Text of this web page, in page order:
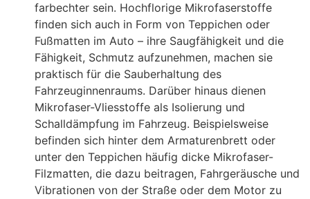
farbechter sein. Hochflorige Mikrofaserstoffe
finden sich auch in Form von Teppichen oder
Fußmatten im Auto – ihre Saugfähigkeit und die
Fähigkeit, Schmutz aufzunehmen, machen sie
praktisch für die Sauberhaltung des
Fahrzeuginnenraums. Darüber hinaus dienen
Mikrofaser-Vliesstoffe als Isolierung und
Schalldämpfung im Fahrzeug. Beispielsweise
befinden sich hinter dem Armaturenbrett oder
unter den Teppichen häufig dicke Mikrofaser-
Filzmatten, die dazu beitragen, Fahrgeräusche und
Vibrationen von der Straße oder dem Motor zu